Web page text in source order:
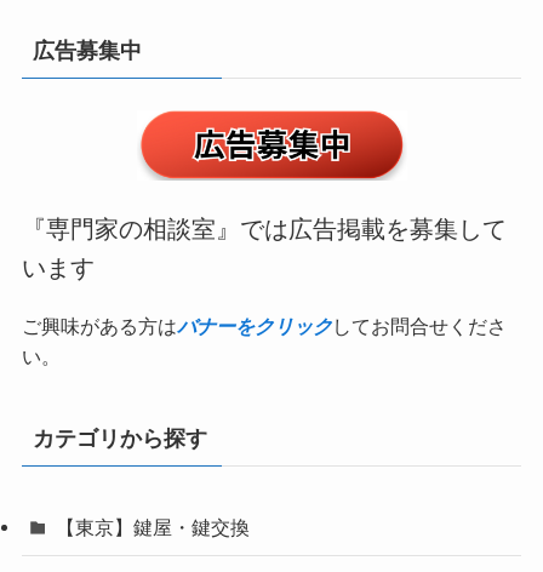
広告募集中
『専門家の相談室』では広告掲載を募集して
います
ご興味がある方はバナーをクリックしてお問合せくださ
い。
カテゴリから探す
【東京】鍵屋・鍵交換